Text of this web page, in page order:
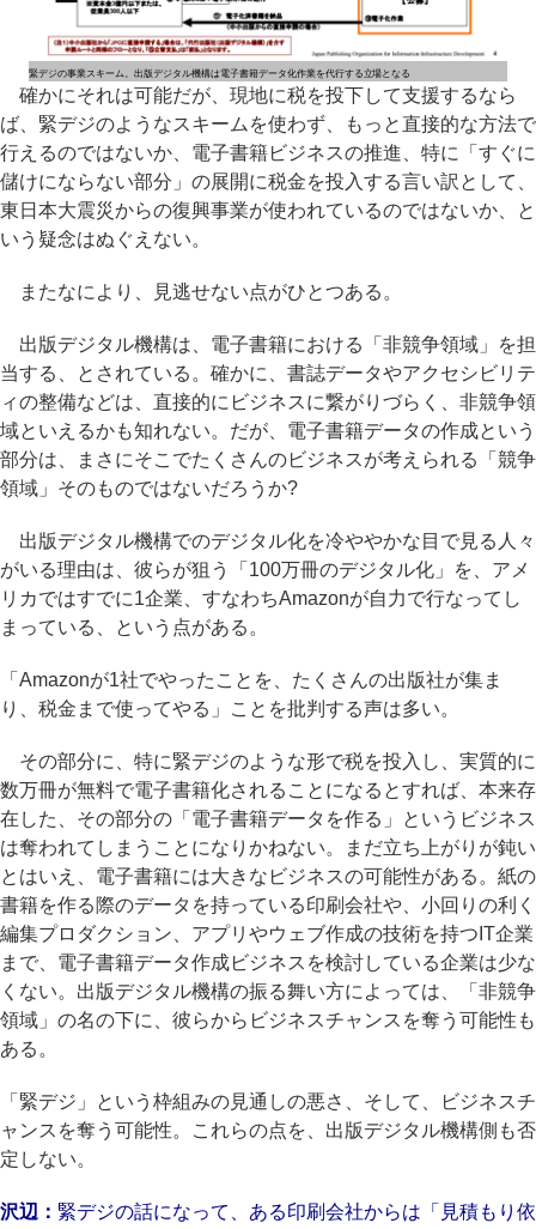
緊デジの事業スキーム。出版デジタル機構は電子書籍データ化作業を代行する立場となる
確かにそれは可能だが、現地に税を投下して支援するなら
ば、緊デジのようなスキームを使わず、もっと直接的な方法で
行えるのではないか、電子書籍ビジネスの推進、特に「すぐに
儲けにならない部分」の展開に税金を投入する言い訳として、
東日本大震災からの復興事業が使われているのではないか、と
いう疑念はぬぐえない。
またなにより、見逃せない点がひとつある。
出版デジタル機構は、電子書籍における「非競争領域」を担
当する、とされている。確かに、書誌データやアクセシビリテ
ィの整備などは、直接的にビジネスに繋がりづらく、非競争領
域といえるかも知れない。だが、電子書籍データの作成という
部分は、まさにそこでたくさんのビジネスが考えられる「競争
領域」そのものではないだろうか?
出版デジタル機構でのデジタル化を冷ややかな目で見る人々
がいる理由は、彼らが狙う「100万冊のデジタル化」を、アメ
リカではすでに1企業、すなわちAmazonが自力で行なってし
まっている、という点がある。
「Amazonが1社でやったことを、たくさんの出版社が集ま
り、税金まで使ってやる」ことを批判する声は多い。
その部分に、特に緊デジのような形で税を投入し、実質的に
数万冊が無料で電子書籍化されることになるとすれば、本来存
在した、その部分の「電子書籍データを作る」というビジネス
は奪われてしまうことになりかねない。まだ立ち上がりが鈍い
とはいえ、電子書籍には大きなビジネスの可能性がある。紙の
書籍を作る際のデータを持っている印刷会社や、小回りの利く
編集プロダクション、アプリやウェブ作成の技術を持つIT企業
まで、電子書籍データ作成ビジネスを検討している企業は少な
くない。出版デジタル機構の振る舞い方によっては、「非競争
領域」の名の下に、彼らからビジネスチャンスを奪う可能性も
ある。
「緊デジ」という枠組みの見通しの悪さ、そして、ビジネスチ
ャンスを奪う可能性。これらの点を、出版デジタル機構側も否
定しない。
沢辺： 緊デジの話になって、ある印刷会社からは「見積もり依